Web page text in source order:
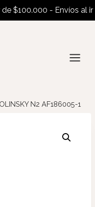
- Envíos al
N2 AF186005-1